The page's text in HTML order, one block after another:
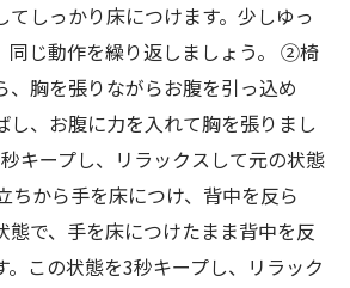
てしっかり床につけます。少しゆっ
同じ動作を繰り返しましょう。 ②椅
、胸を張りながらお腹を引っ込め
お腹に力を入れて胸を張りまし
キープし、リラックスして元の状態
ちから手を床につけ、背中を反ら
、手を床につけたまま背中を反
。この状態を3秒キープし、リラック